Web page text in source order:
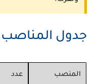
جدول
المنصب
عدد